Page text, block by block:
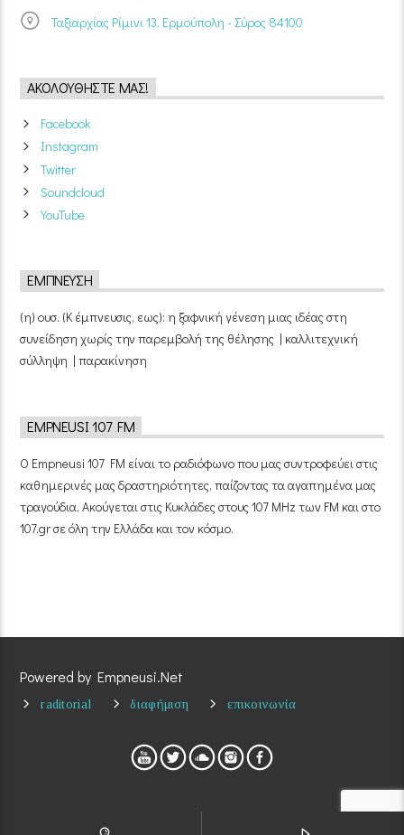
Ταξιαρχίας Ρίμινι 13, Ερμούπολη - Σύρος 84100
ΑΚΟΛΟΥΘΉΣΤΕ ΜΑΣ!
Facebook
Instagram
Twitter
Soundcloud
YouTube
ΈΜΠΝΕΥΣΗ
(η) ουσ. (Κ έμπνευσις, εως): η ξαφνική γένεση μιας ιδέας στη
συνείδηση χωρίς την παρεμβολή της θέλησης | καλλιτεχνική
σύλληψη | παρακίνηση
EMPNEUSI 107 FM
Ο Empneusi 107 FM είναι το ραδιόφωνο που μας συντροφεύει στις
καθημερινές μας δραστηριότητες, παίζοντας τα αγαπημένα μας
τραγούδια. Ακούγεται στις Κυκλάδες στους 107 MHz των FM και στο
107.gr σε όλη την Ελλάδα και τον κόσμο.
Powered by Empneusi.Net
raditorial διαφήμιση επικοινωνία